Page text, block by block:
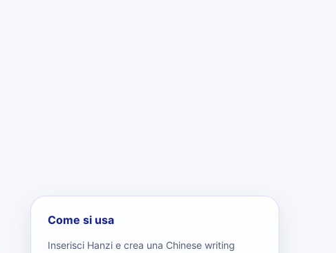
Come si usa
Inserisci Hanzi e crea una Chinese writing